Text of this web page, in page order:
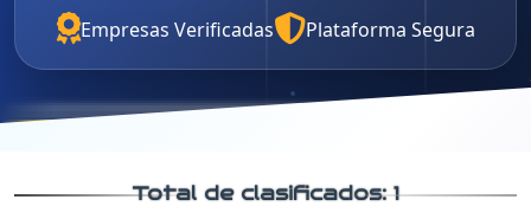
Empresas Verificadas Plataforma Segura
Total de clasificados:1